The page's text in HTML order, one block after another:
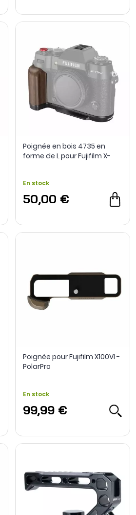
Poignée en bois 4735 en
forme de L pour Fujifilm X-
En stock
50,00 €
Poignée pour Fujifilm X100VI -
PolarPro
En stock
99,99 €